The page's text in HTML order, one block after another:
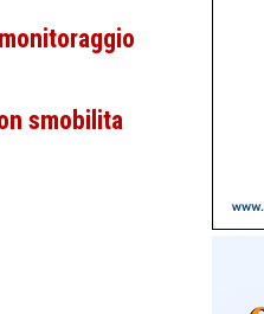
smobilita